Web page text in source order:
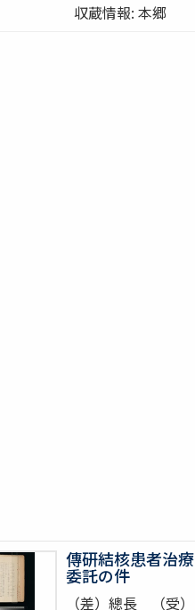
収蔵情報: 本郷
傳研結核患者治療
委託の件
（差）總長 （受）